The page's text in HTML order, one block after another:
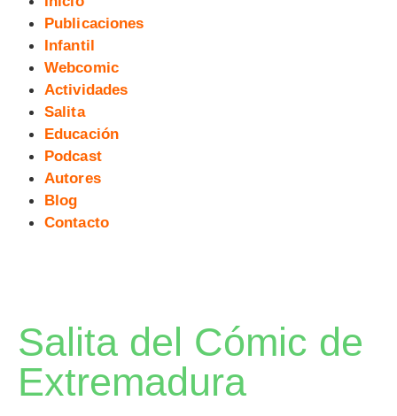
Publicaciones
Infantil
Webcomic
Actividades
Salita
Educación
Podcast
Autores
Blog
Contacto
Salita del Cómic de
Extremadura